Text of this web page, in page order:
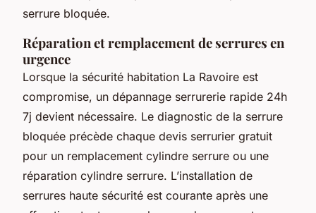
serrure bloquée.
Réparation et remplacement de serrures en
urgence
Lorsque la sécurité habitation La Ravoire est
compromise, un dépannage serrurerie rapide 24h
7j devient nécessaire. Le diagnostic de la serrure
bloquée précède chaque devis serrurier gratuit
pour un remplacement cylindre serrure ou une
réparation cylindre serrure. L’installation de
serrures haute sécurité est courante après une